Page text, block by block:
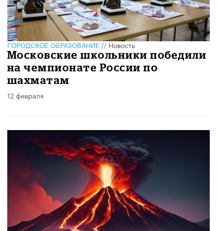
ГОРОДСКОЕ ОБРАЗОВАНИЕ//Новость
Московские школьники победили
на чемпионате России по
шахматам
12 февраля